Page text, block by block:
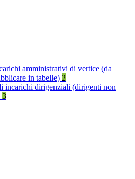
amministrativi di vertice (da
in tabelle) 2
incarichi dirigenziali (dirigenti non
3